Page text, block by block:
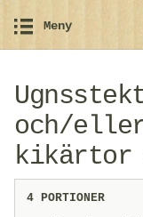
Meny
och/
kikärtor
4 PORTIONER